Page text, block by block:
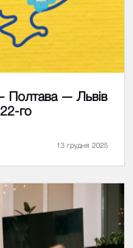
— Львів
го
13 грудня 2025